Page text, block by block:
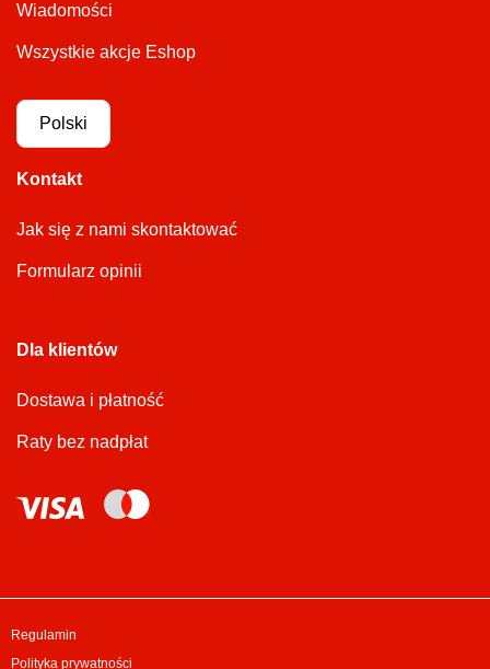
Wiadomości
Wszystkie akcje Eshop
Polski
Kontakt
Jak się z nami skontaktować
Formularz opinii
Dla klientów
Dostawa i płatność
Raty bez nadpłat
Regulamin
Polityka prywatności